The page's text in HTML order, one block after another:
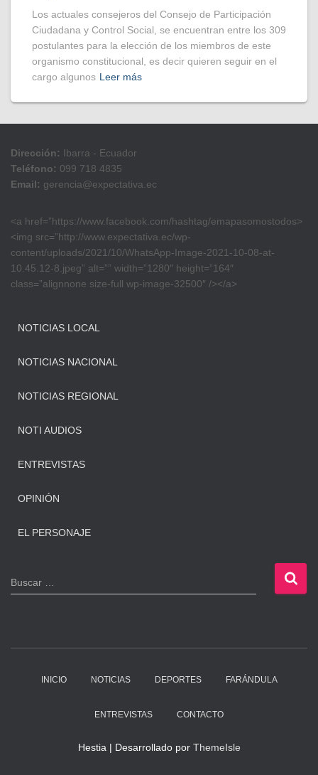
Los actuales consejeros del Consejo de Participación
Ciudadana y Control Social, se encuentran entre los 309
postulantes para la elección de los miembros de este
organismo constitucional, es decir quieren seguir en el
cargo algunos Leer más
Dirección: Ibarra - Ecuador
Teléfono: 099 718 4835
Email: gerencia@expectativa.ec
<a href=”https://www.facebook.com/hashtag/emapasomostodos>
<img src=”http://www.expectativa.ec/wp-
content/uploads/2021/10/WhatsApp-Image-2021-10-08-at-
10.45.12-8.jpeg” alt=”” width=”1280″ height=”164″
class=”alignnone size-full wp-image-32500″ /></a>
NOTICIAS LOCAL
NOTICIAS NACIONAL
NOTICIAS REGIONAL
NOTI AUDIOS
ENTREVISTAS
OPINIÓN
EL PERSONAJE
B
u
Buscar …
INICIO NOTICIAS DEPORTES FARÁNDULA
ENTREVISTAS CONTACTO
Hestia | Desarrollado por ThemeIsle